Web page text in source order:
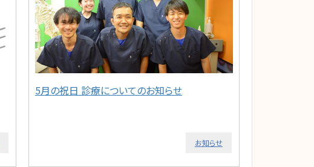
5月の祝日 診療についてのお知らせ
お知らせ